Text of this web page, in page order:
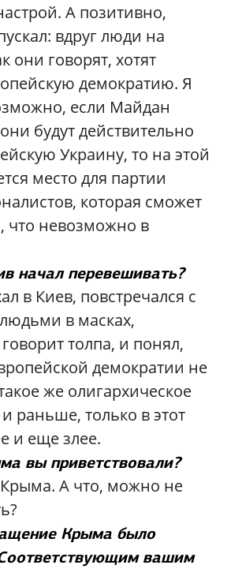
А позитивно,
вдруг люди на
они говорят, хотят
демократию. Я
если Майдан
будут действительно
Украину, то на этой
место для партии
которая сможет
что невозможно в
начал перевешивать?
в Киев, повстречался с
в масках,
толпа, и понял,
демократии не
же олигархическое
раньше, только в этот
и еще злее.
вы приветствовали?
А что, можно не
Крыма было
вашим